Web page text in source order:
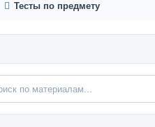
Тесты по предмету